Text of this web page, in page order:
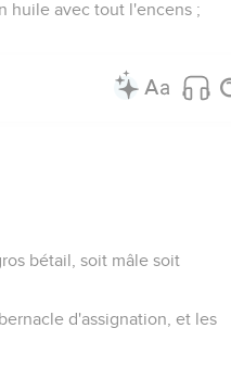
huile avec tout l'encens ;
bétail, soit mâle soit
d'assignation, et les